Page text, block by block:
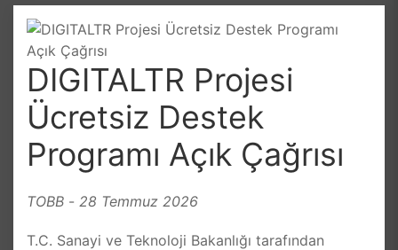
DIGITALTR Projesi
Ücretsiz Destek
Programı Açık Çağrısı
TOBB - 28 Temmuz 2026
T.C. Sanayi ve Teknoloji Bakanlığı tarafından